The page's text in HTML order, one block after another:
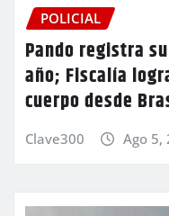
POLICIAL
Pando registra
año; Fiscalía
cuerpo desde
Clave300 Ago 5,